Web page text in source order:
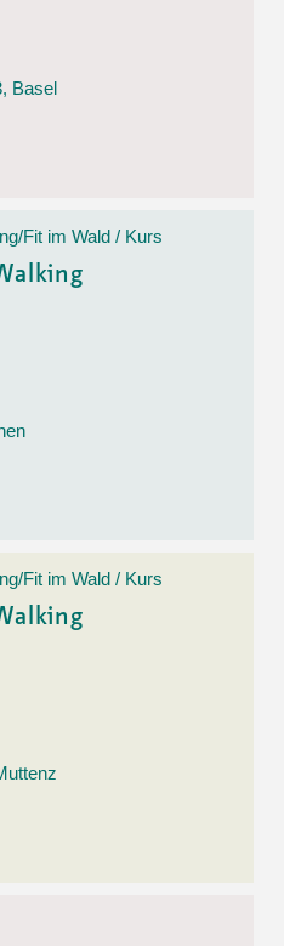
Basel
Fit im Wald / Kurs
Fit im Wald / Kurs